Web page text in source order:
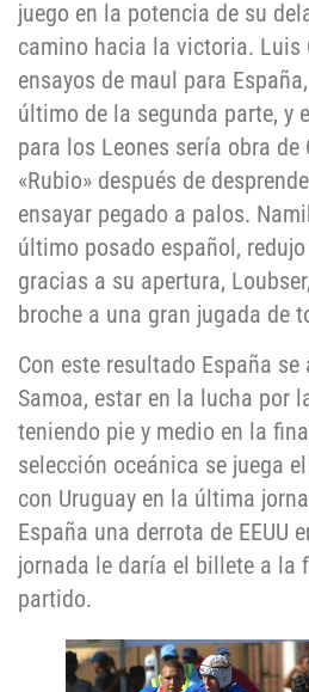
juego en la potencia de su
camino hacia la victoria. Luis
ensayos de maul para
último de la segunda parte, y
para los Leones sería obra de
«Rubio» después de
ensayar pegado a palos.
último posado español,
gracias a su apertura,
broche a una gran jugada de
Con este resultado España
Samoa, estar en la lucha por
teniendo pie y medio en la
selección oceánica se juega
con Uruguay en la última
España una derrota de EEUU
jornada le daría el billete a la
partido.